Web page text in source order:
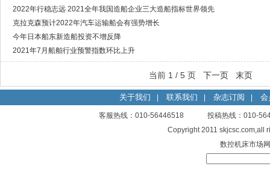
2022年行稳志远 2021全年我国造船企业三大造船指标世界领先
克拉克森预计2022年汽车运输船会有强势增长
今年日本船东新造船投资不增反降
2021年7月船舶行业预警指数环比上升
当前 1 / 5 页 下一页 末页
关于我们 联系我们 杂志订阅 会
客服热线：010-56446518 投稿热线：
Copyright 2011
数控机床市场网